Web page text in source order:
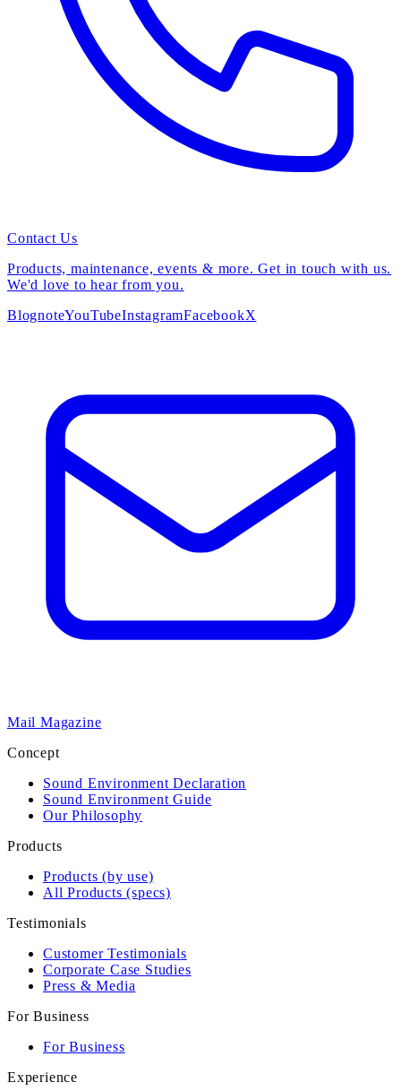
Contact Us
Products, maintenance, events & more. Get in touch with us.
We'd love to hear from you.
BlognoteYouTubeInstagramFacebookX
Mail Magazine
Concept
Sound Environment Declaration
Sound Environment Guide
Our Philosophy
Products
Products (by use)
All Products (specs)
Testimonials
Customer Testimonials
Corporate Case Studies
Press & Media
For Business
For Business
Experience